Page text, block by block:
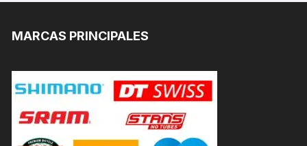
MARCAS PRINCIPALES